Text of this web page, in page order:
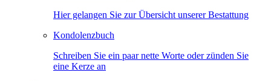
Hier gelangen Sie zur Übersicht unserer Bestattung
Kondolenzbuch
Schreiben Sie ein paar nette Worte oder zünden Sie
eine Kerze an